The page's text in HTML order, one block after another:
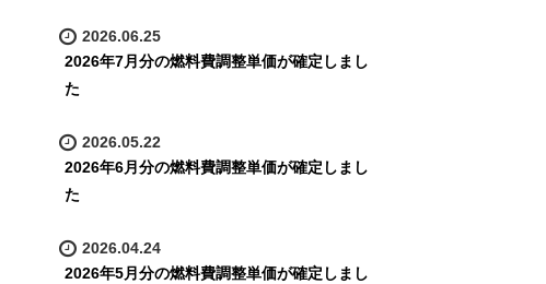
2026.06.25
2026年7月分の燃料費調整単価が確定しまし
た
2026.05.22
2026年6月分の燃料費調整単価が確定しまし
た
2026.04.24
2026年5月分の燃料費調整単価が確定しまし